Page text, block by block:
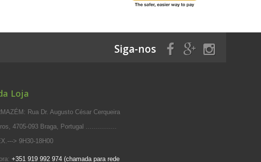
Siga-nos
Loja
Rua Dr. Augusto César Cerqueira
4705-093 Braga, Portugal ................
> 9H30-18H00
+351 919 992 974 (chamada para rede